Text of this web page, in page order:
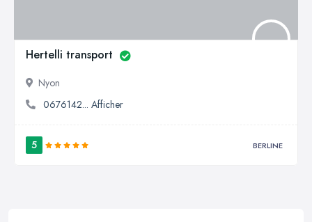
Hertelli transport
Nyon
0676142... Afficher
5 BERLINE